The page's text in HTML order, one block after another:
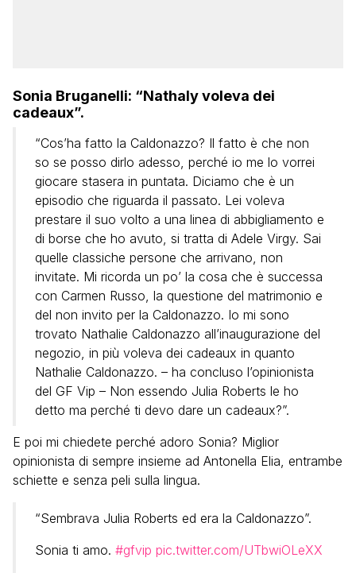
Sonia Bruganelli: “Nathaly voleva dei
cadeaux”.
“Cos’ha fatto la Caldonazzo? Il fatto è che non
so se posso dirlo adesso, perché io me lo vorrei
giocare stasera in puntata. Diciamo che è un
episodio che riguarda il passato. Lei voleva
prestare il suo volto a una linea di abbigliamento e
di borse che ho avuto, si tratta di Adele Virgy. Sai
quelle classiche persone che arrivano, non
invitate. Mi ricorda un po’ la cosa che è successa
con Carmen Russo, la questione del matrimonio e
del non invito per la Caldonazzo. Io mi sono
trovato Nathalie Caldonazzo all’inaugurazione del
negozio, in più voleva dei cadeaux in quanto
Nathalie Caldonazzo. – ha concluso l’opinionista
del GF Vip – Non essendo Julia Roberts le ho
detto ma perché ti devo dare un cadeaux?”.
E poi mi chiedete perché adoro Sonia? Miglior
opinionista di sempre insieme ad Antonella Elia, entrambe
schiette e senza peli sulla lingua.
“Sembrava Julia Roberts ed era la Caldonazzo”.
Sonia ti amo. #gfvip pic.twitter.com/UTbwiOLeXX